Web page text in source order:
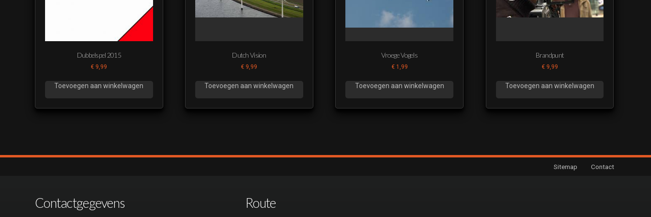
Doet ie het 2023 Martijn Schimmer 17
Doet ie het 2023 Martijn Schimmer 20
Dubbelspel 2015
€ 9,99
Toevoegen aan winkelwagen
Dutch Vision
€ 9,99
Toevoegen aan winkelwagen
Vroege Vogels
€1,99
Toevoegen aan winkelwagen
Brandpunt
€9,99
Toevoegen aan winkelwagen
Sitemap Contact
Contactgegevens Route